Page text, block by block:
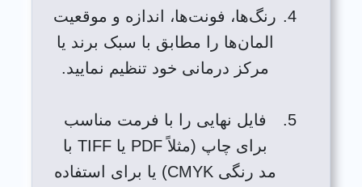
رنگ‌ها، فونت‌ها، اندازه و موقعیت
المان‌ها را مطابق با سبک برند یا
مرکز درمانی خود تنظیم نمایید.
فایل نهایی را با فرمت مناسب
برای چاپ (مثلاً PDF یا TIFF با
مد رنگی CMYK) یا برای استفاده